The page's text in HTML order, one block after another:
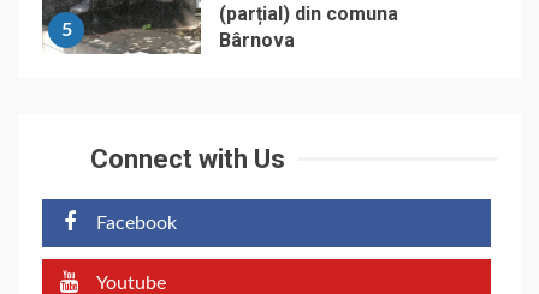
5
(parțial) din comuna
Bârnova
Connect with Us
Facebook
Youtube